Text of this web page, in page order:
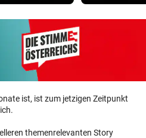
ist, ist zum jetzigen Zeitpunkt
themenrelevanten Story